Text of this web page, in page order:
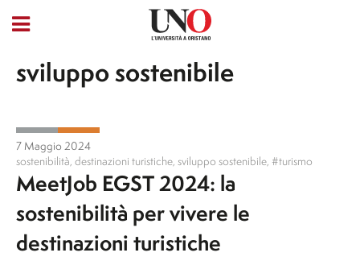
sviluppo sostenibile
7 Maggio 2024
sostenibilità, destinazioni turistiche, sviluppo sostenibile, #turismo
MeetJob EGST 2024: la
sostenibilità per vivere le
destinazioni turistiche